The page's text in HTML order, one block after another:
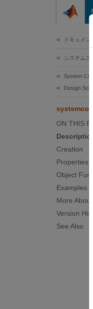
コンテンツへスキップ
ドキュメン
システムズ
System
Design
ON THIS
Description
Creation
Properties
Object
Examples
More About
Version
See Also